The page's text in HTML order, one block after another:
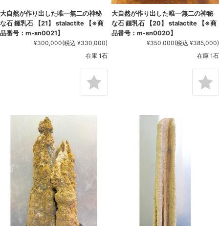
大自然が作り出した唯一無二の神秘
な石 鍾乳石 【21】 stalactite 【※商
品番号：m-sn0021】
¥300,000(税込 ¥330,000)
在庫 1石
大自然が作り出した唯一無二の神秘
な石 鍾乳石 【20】 stalactite 【※商
品番号：m-sn0020】
¥350,000(税込 ¥385,000)
在庫 1石